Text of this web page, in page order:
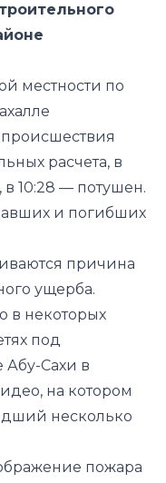
местности по
расчета, в
в 10:28 — потушен.
и погибших
причина
ущерба.
в некоторых
под
Абу-Сахи в
на котором
несколько
пожара